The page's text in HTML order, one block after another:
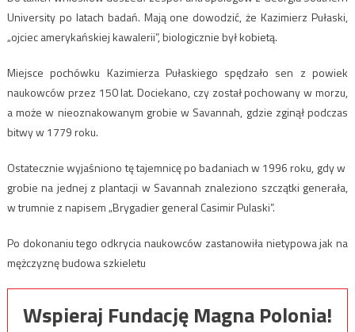
University po latach badań. Mają one dowodzić, że Kazimierz Pułaski,
„ojciec amerykańskiej kawalerii”, biologicznie był kobietą.
Miejsce pochówku Kazimierza Pułaskiego spędzało sen z powiek
naukowców przez 150 lat. Dociekano, czy został pochowany w morzu,
a może w nieoznakowanym grobie w Savannah, gdzie zginął podczas
bitwy w 1779 roku.
Ostatecznie wyjaśniono tę tajemnicę po badaniach w 1996 roku, gdy w
grobie na jednej z plantacji w Savannah znaleziono szczątki generała,
w trumnie z napisem „Brygadier general Casimir Pulaski”.
Po dokonaniu tego odkrycia naukowców zastanowiła nietypowa jak na
mężczyznę budowa szkieletu
Wspieraj Fundację Magna Polonia!